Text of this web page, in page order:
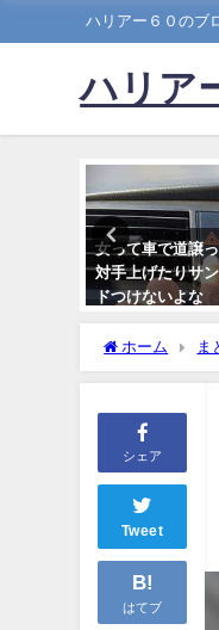
ハリアー６０のブ
ハリア
女って車で道譲
対手上げたりサ
ドつけないよな
ホーム ま
シェア
Tweet
B!
はてブ